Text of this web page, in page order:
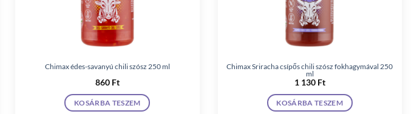
Chimax édes-savanyú chili szósz 250 ml
860 Ft
KOSÁRBA TESZEM
Chimax Sriracha csípős chili szósz fokhagymával 250
ml
1 130 Ft
KOSÁRBA TESZEM